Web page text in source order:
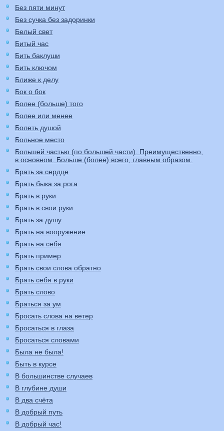
Без пяти минут
Без сучка без задоринки
Белый свет
Битый час
Бить баклуши
Бить ключом
Ближе к делу
Бок о бок
Более (больше) того
Более или менее
Болеть душой
Больное место
Большей частью (по большей части). Преимущественно,
в основном. Больше (более) всего, главным образом.
Брать за сердце
Брать быка за рога
Брать в руки
Брать в свои руки
Брать за душу
Брать на вооружение
Брать на себя
Брать пример
Брать свои слова обратно
Брать себя в руки
Брать слово
Браться за ум
Бросать слова на ветер
Бросаться в глаза
Бросаться словами
Была не была!
Быть в курсе
В большинстве случаев
В глубине души
В два счёта
В добрый путь
В добрый час!